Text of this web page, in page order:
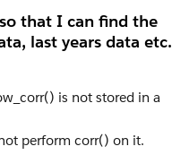
that I can find the
last years data etc.
is not stored in a
perform corr() on it.